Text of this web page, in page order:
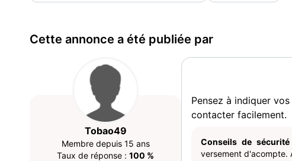
Cette annonce a été publiée par
Tobao49
Membre depuis 15 ans
Taux de réponse : 100 %
Pensez à indiquer
contacter facilement.
Conseils de
versement d'acompte.